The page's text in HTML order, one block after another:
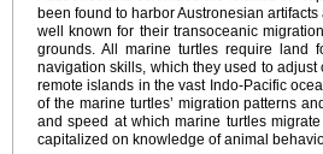
been found to harbor Austronesian
well known for their transoceanic
grounds. All marine turtles require land
navigation skills, which they used to
remote islands in the vast Indo-Pacific
of the marine turtles’ migration patterns
and speed at which marine turtles
capitalized on knowledge of animal